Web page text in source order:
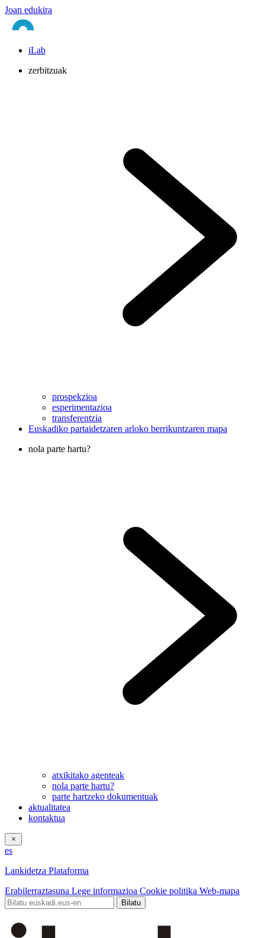
Joan edukira
iLab
zerbitzuak
prospekzioa
esperimentazioa
transferentzia
Euskadiko partaidetzaren arloko berrikuntzaren mapa
nola parte hartu?
atxikitako agenteak
nola parte hartu?
parte hartzeko dokumentuak
aktualitatea
kontaktua
es
Lankidetza Plataforma
Erabilerraztasuna Lege informazioa Cookie politika Web-mapa